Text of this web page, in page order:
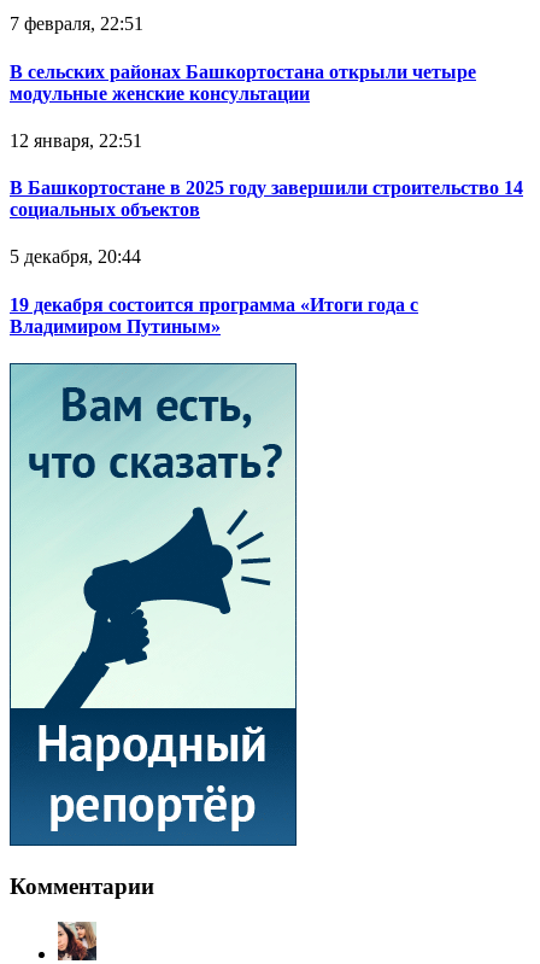
7 февраля, 22:51
В сельских районах Башкортостана открыли четыре
модульные женские консультации
12 января, 22:51
В Башкортостане в 2025 году завершили строительство 14
социальных объектов
5 декабря, 20:44
19 декабря состоится программа «Итоги года с
Владимиром Путиным»
Комментарии